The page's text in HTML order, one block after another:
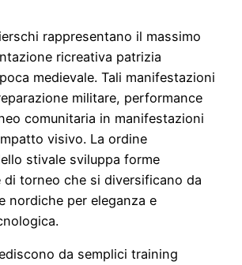
rappresentano il massimo
ricreativa patrizia
medievale. Tali manifestazioni
militare, performance
comunitaria in manifestazioni
visivo. La ordine
stivale sviluppa forme
torneo che si diversificano da
nordiche per eleganza e
da semplici training